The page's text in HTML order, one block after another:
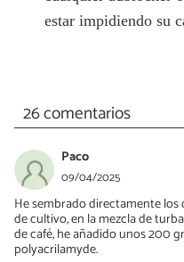
estar impidiendo su
26 comentarios
Paco
09/04/2025
He sembrado directamente
de cultivo, en la mezcla de
de café, he añadido unos 200
polyacrilamyde.